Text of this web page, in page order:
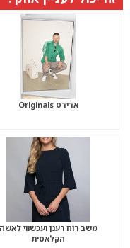
אדידס Originals
משב רוח רענן ועכשווי לאשה
הקלאסית